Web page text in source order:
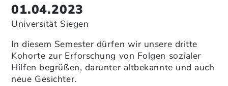
01.04.2023
Universität Siegen
In diesem Semester dürfen wir unsere dritte
Kohorte zur Erforschung von Folgen sozialer
Hilfen begrüßen, darunter altbekannte und auch
neue Gesichter.